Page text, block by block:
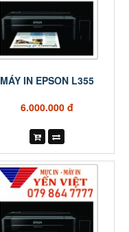
MÁY IN EPSON L355
6.000.000 đ